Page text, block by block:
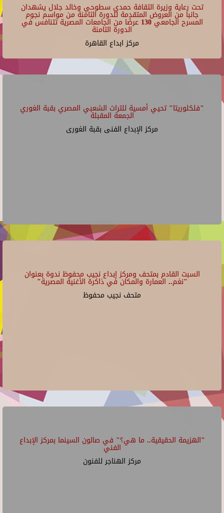
تحت رعاية وزيرة الثقافة حمدي سطوحي وخالد جلال يشهدان
جانبا من العروض المتقدمة للدورة الثامنة من مواسم نجوم
المسرح الجامعي 130 عرضًا من الجامعات المصرية تتنافس في
الدورة الثامنة
مركز ابداع القاهرة
"فلكلوريتا" تحيي أمسية للتراث الشعبي المصري بقبة الغوري
الجمعة المقبلة
مركز الإبداع الفنى بقبة الغورى
السبت القادم بمتحف ومركز إبداع نجيب محفوظ ندوة بعنوان
"نغم.. العمارة والمكان في ذاكرة الأغنية المصرية"
متحف نجيب محفوظ
"الهزيمة الحقيقية.. ما هي؟" في صالون السينما بمركز الإبداع
الفني
مركز الهناجر للفنون